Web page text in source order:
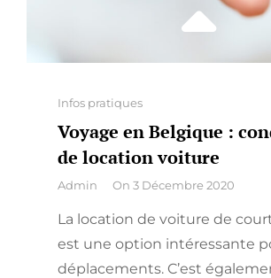
Categories
Infos pratiques
Voyage en Belgique :
de location voiture
By
Admin On 3 Décembre 2020
La location de voiture de
est une option intéressante
déplacements. C’est